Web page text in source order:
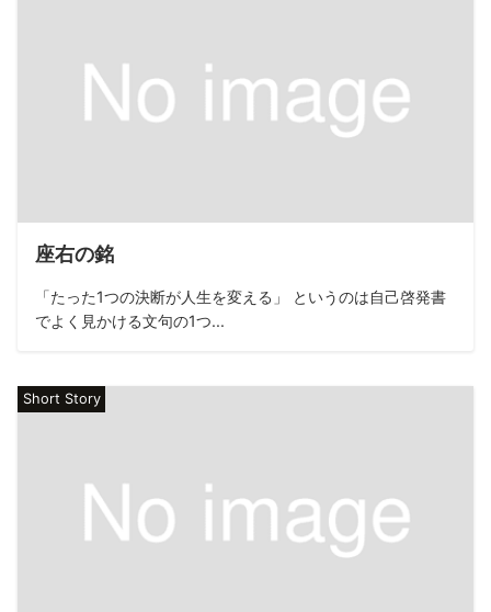
座右の銘
「たった1つの決断が人生を変える」 というのは自己啓発書
でよく見かける文句の1つ...
Short Story